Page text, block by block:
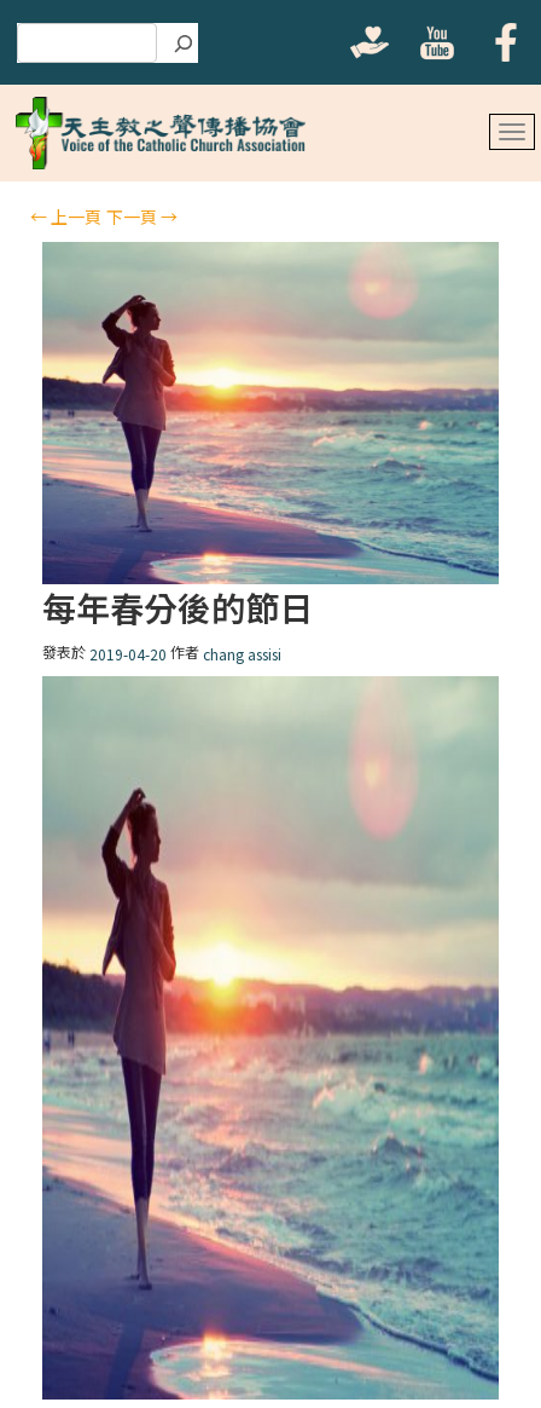
←上一頁 下一頁→
每年春分後的節日
發表於 2019-04-20 作者chang assisi